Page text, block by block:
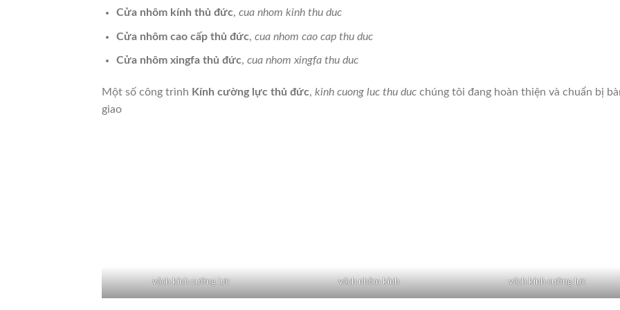
Cửa nhôm kính thủ đức, cua nhom kinh thu duc
Cửa nhôm cao cấp thủ đức, cua nhom cao cap thu duc
Cửa nhôm xingfa thủ đức, cua nhom xingfa thu duc
Một số công trình Kính cường lực thủ đức, kinh cuong luc thu duc chúng tôi đang hoàn thiện và chuẩn bị
giao
vách kính cường lực vách nhôm kính vách kính cường lực